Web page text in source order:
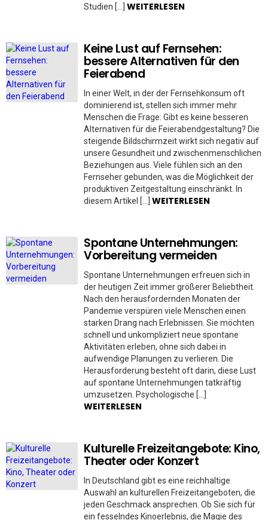
Studien […] WEITERLESEN
Keine Lust auf Fernsehen:
bessere Alternativen für den
Feierabend
In einer Welt, in der der Fernsehkonsum oft
dominierend ist, stellen sich immer mehr
Menschen die Frage: Gibt es keine besseren
Alternativen für die Feierabendgestaltung? Die
steigende Bildschirmzeit wirkt sich negativ auf
unsere Gesundheit und zwischenmenschlichen
Beziehungen aus. Viele fühlen sich an den
Fernseher gebunden, was die Möglichkeit der
produktiven Zeitgestaltung einschränkt. In
diesem Artikel […] WEITERLESEN
Spontane Unternehmungen:
Vorbereitung vermeiden
Spontane Unternehmungen erfreuen sich in
der heutigen Zeit immer größerer Beliebtheit.
Nach den herausfordernden Monaten der
Pandemie verspüren viele Menschen einen
starken Drang nach Erlebnissen. Sie möchten
schnell und unkompliziert neue spontane
Aktivitäten erleben, ohne sich dabei in
aufwendige Planungen zu verlieren. Die
Herausforderung besteht oft darin, diese Lust
auf spontane Unternehmungen tatkräftig
umzusetzen. Psychologische […]
WEITERLESEN
Kulturelle Freizeitangebote: Kino,
Theater oder Konzert
In Deutschland gibt es eine reichhaltige
Auswahl an kulturellen Freizeitangeboten, die
jeden Geschmack ansprechen. Ob Sie sich für
ein fesselndes Kinoerlebnis, die Magie des